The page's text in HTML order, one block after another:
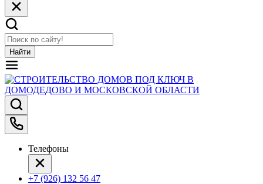
Найти
Телефоны
+7 (926) 132 56 47